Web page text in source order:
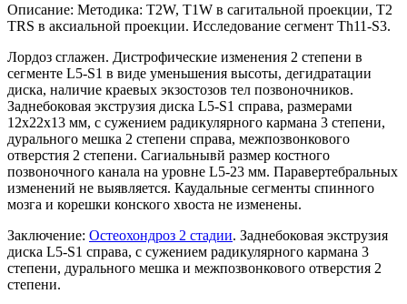
Описание: Методика: T2W, T1W в сагитальной проекции, T2
TRS в аксиальной проекции. Исследование сегмент Th11-S3.
Лордоз сглажен. Дистрофические изменения 2 степени в
сегменте L5-S1 в виде уменьшения высоты, дегидратации
диска, наличие краевых экзостозов тел позвоночников.
Заднебоковая экструзия диска L5-S1 справа, размерами
12х22х13 мм, с сужением радикулярного кармана 3 степени,
дурального мешка 2 степени справа, межпозвонкового
отверстия 2 степени. Сагиальнывй размер костного
позвоночного канала на уровне L5-23 мм. Паравертебральных
изменений не выявляется. Каудальные сегменты спинного
мозга и корешки конского хвоста не изменены.
Заключение: Остеохондроз 2 стадии. Заднебоковая экструзия
диска L5-S1 справа, с сужением радикулярного кармана 3
степени, дурального мешка и межпозвонкового отверстия 2
степени.